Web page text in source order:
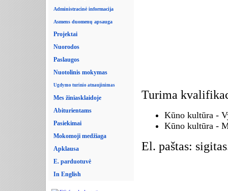
Administracinė informacija
Asmens duomenų apsauga
Projektai
Nuorodos
Paslaugos
Nuotolinis mokymas
Ugdymo turinio atnaujinimas
Mes žiniasklaidoje
Abiturientams
Pasiekimai
Mokomoji medžiaga
Apklausa
E. parduotuvė
In English
Turima
Kūno kultūra -
Kūno kultūra -
El. paštas: